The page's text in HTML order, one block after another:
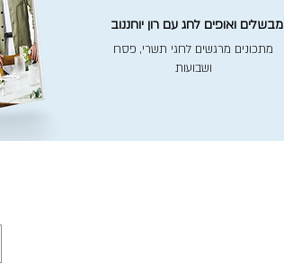
מבשלים ואופים לחג עם רון יוחננוב
מתכונים מרגשים לחגי תשרי, פסח
ושבועות